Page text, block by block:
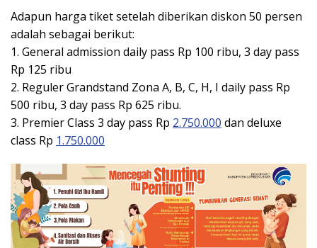
Adapun harga tiket setelah diberikan diskon 50 persen
adalah sebagai berikut:
1. General admission daily pass Rp 100 ribu, 3 day pass
Rp 125 ribu
2. Reguler Grandstand Zona A, B, C, H, I daily pass Rp
500 ribu, 3 day pass Rp 625 ribu.
3. Premier Class 3 day pass Rp 2.750.000 dan deluxe
class Rp 1.750.000